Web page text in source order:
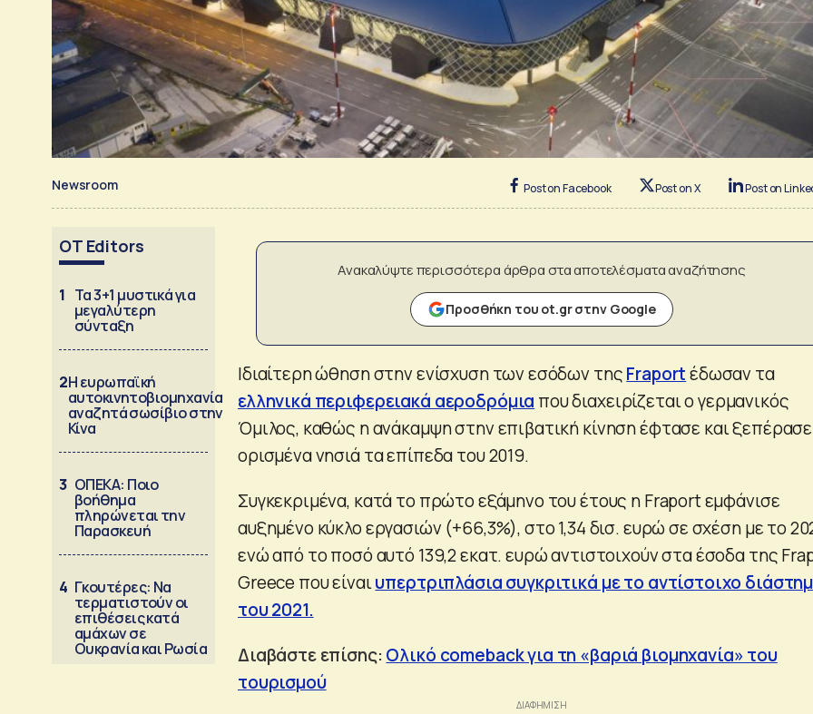
Newsroom Post on Facebook Post on X Post on
OT Editors
1 Τα 3+1 μυστικά για
μεγαλύτερη
σύνταξη
2Η ευρωπαϊκή
αυτοκινητοβιομηχανία
αναζητά σωσίβιο στην
Κίνα
3 ΟΠΕΚΑ: Ποιο
βοήθημα
πληρώνεται την
Παρασκευή
4 Γκουτέρες: Να
τερματιστούν οι
επιθέσεις κατά
αμάχων σε
Ουκρανία και Ρωσία
Ανακαλύψτε περισσότερα άρθρα στα αποτελέσματα αναζήτησης
Προσθήκη του ot.gr στην Google
Ιδιαίτερη ώθηση στην ενίσχυση των εσόδων τηςFraportέδωσαν τα
ελληνικά περιφερειακά αεροδρόμια που διαχειρίζεται ο γερμανικός
Όμιλος, καθώς η ανάκαμψη στην επιβατική κίνηση έφτασε και
ορισμένα νησιά τα επίπεδα του 2019.
Συγκεκριμένα, κατά το πρώτο εξάμηνο του έτους η Fraport εμφάνισε
αυξημένο κύκλο εργασιών (+66,3%), στο 1,34 δισ. ευρώ σε σχέση με το
ενώ από το ποσό αυτό 139,2 εκατ. ευρώ αντιστοιχούν στα έσοδα της
Greece που είναιυπερτριπλάσια συγκριτικά με το αντίστοιχο
του 2021.
Διαβάστε επίσης: Ολικό comeback για τη «βαριά βιομηχανία» του
τουρισμού